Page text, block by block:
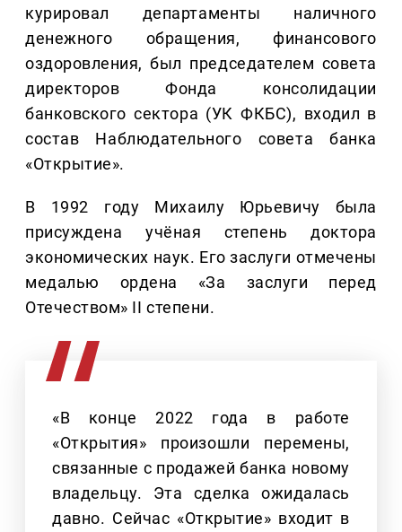
курировал департаменты наличного
денежного обращения, финансового
оздоровления, был председателем совета
директоров Фонда консолидации
банковского сектора (УК ФКБС), входил в
состав Наблюдательного совета банка
«Открытие».
В 1992 году Михаилу Юрьевичу была
присуждена учёная степень доктора
экономических наук. Его заслуги отмечены
медалью ордена «За заслуги перед
Отечеством» II степени.
«В конце 2022 года в работе
«Открытия» произошли перемены,
связанные с продажей банка новому
владельцу. Эта сделка ожидалась
давно. Сейчас «Открытие» входит в